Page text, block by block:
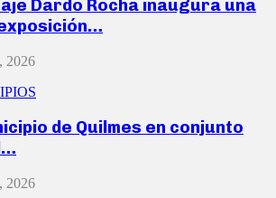
Dardo Rocha inaugura una
2026
de Quilmes en conjunto
2026